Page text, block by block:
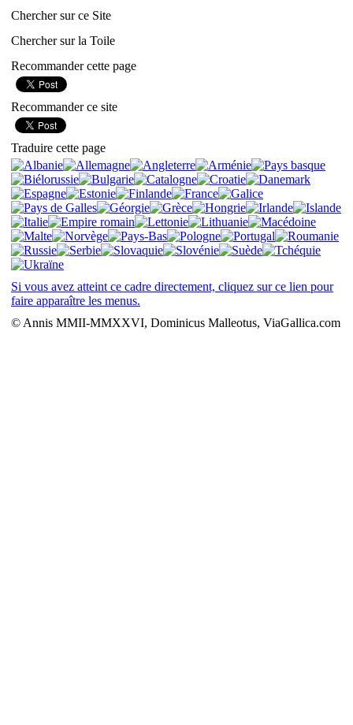
Chercher sur ce Site
Chercher sur la Toile
Recommander cette page
Recommander ce site
Traduire cette page
Si vous avez atteint ce cadre directement, cliquez sur ce lien pour
faire apparaître les menus.
© Annis MMII-MMXXVI, Dominicus Malleotus, ViaGallica.com